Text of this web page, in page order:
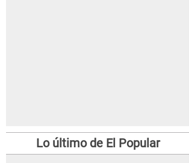
Lo último de El Popular